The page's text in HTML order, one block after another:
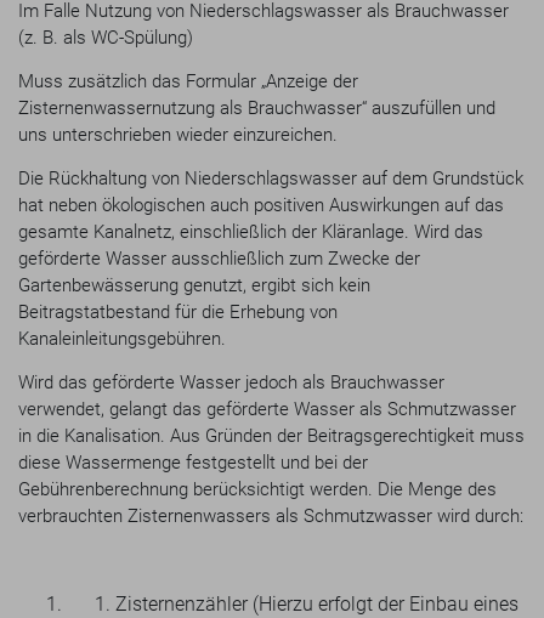
Im Falle Nutzung von Niederschlagswasser als Brauchwasser
(z. B. als WC-Spülung)
Muss zusätzlich das Formular „Anzeige der
Zisternenwassernutzung als Brauchwasser“ auszufüllen und
uns unterschrieben wieder einzureichen.
Die Rückhaltung von Niederschlagswasser auf dem Grundstück
hat neben ökologischen auch positiven Auswirkungen auf das
gesamte Kanalnetz, einschließlich der Kläranlage. Wird das
geförderte Wasser ausschließlich zum Zwecke der
Gartenbewässerung genutzt, ergibt sich kein
Beitragstatbestand für die Erhebung von
Kanaleinleitungsgebühren.
Wird das geförderte Wasser jedoch als Brauchwasser
verwendet, gelangt das geförderte Wasser als Schmutzwasser
in die Kanalisation. Aus Gründen der Beitragsgerechtigkeit muss
diese Wassermenge festgestellt und bei der
Gebührenberechnung berücksichtigt werden. Die Menge des
verbrauchten Zisternenwassers als Schmutzwasser wird durch:
Zisternenzähler (Hierzu erfolgt der Einbau eines